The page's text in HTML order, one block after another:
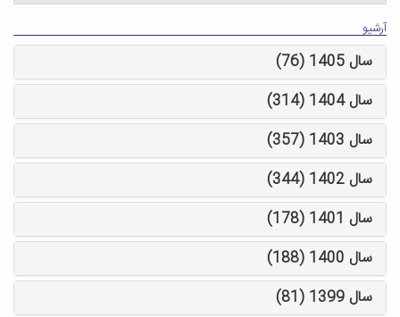
آرشیو
سال 1405 (76)
سال 1404 (314)
سال 1403 (357)
سال 1402 (344)
سال 1401 (178)
سال 1400 (188)
سال 1399 (81)